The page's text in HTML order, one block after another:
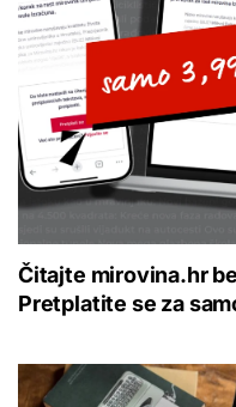
Čitajte mirovina.hr
Pretplatite se za